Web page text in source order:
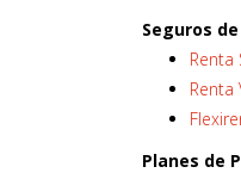
Seguros
Renta
Renta
Planes de